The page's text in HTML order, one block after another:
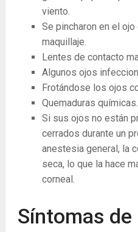
viento.
Se pincharon en el ojo
maquillaje.
Lentes de contacto
Algunos ojos
Frotándose los ojos
Quemaduras químicas.
Si sus ojos no están
cerrados durante un
anestesia general, la
seca, lo que la hace
corneal.
Síntomas de